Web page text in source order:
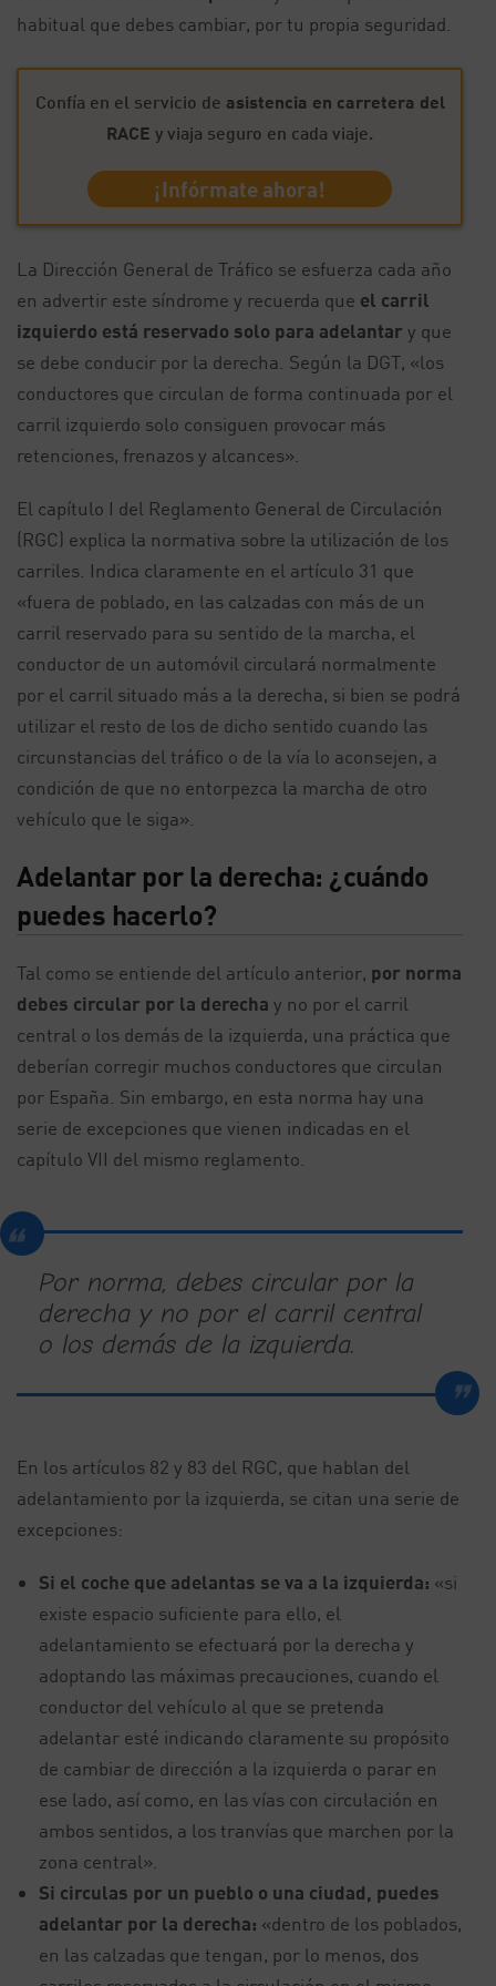
habitual que debes cambiar, por tu propia seguridad.
Confía en el servicio de asistencia en carretera del
RACE y viaja seguro en cada viaje.
¡Infórmate ahora!
La Dirección General de Tráfico se esfuerza cada año
en advertir este síndrome y recuerda que el carril
izquierdo está reservado solo para adelantar y que
se debe conducir por la derecha. Según la DGT, «los
conductores que circulan de forma continuada por el
carril izquierdo solo consiguen provocar más
retenciones, frenazos y alcances».
El capítulo I del Reglamento General de Circulación
(RGC) explica la normativa sobre la utilización de los
carriles. Indica claramente en el artículo 31 que
«fuera de poblado, en las calzadas con más de un
carril reservado para su sentido de la marcha, el
conductor de un automóvil circulará normalmente
por el carril situado más a la derecha, si bien se podrá
utilizar el resto de los de dicho sentido cuando las
circunstancias del tráfico o de la vía lo aconsejen, a
condición de que no entorpezca la marcha de otro
vehículo que le siga».
Adelantar por la derecha: ¿cuándo
puedes hacerlo?
Tal como se entiende del artículo anterior, por norma
debes circular por la derecha y no por el carril
central o los demás de la izquierda, una práctica que
deberían corregir muchos conductores que circulan
por España. Sin embargo, en esta norma hay una
serie de excepciones que vienen indicadas en el
capítulo VII del mismo reglamento.
Por norma, debes circular por la
derecha y no por el carril central
o los demás de la izquierda.
En los artículos 82 y 83 del RGC, que hablan del
adelantamiento por la izquierda, se citan una serie de
excepciones:
Si el coche que adelantas se va a la izquierda: «si
existe espacio suficiente para ello, el
adelantamiento se efectuará por la derecha y
adoptando las máximas precauciones, cuando el
conductor del vehículo al que se pretenda
adelantar esté indicando claramente su propósito
de cambiar de dirección a la izquierda o parar en
ese lado, así como, en las vías con circulación en
ambos sentidos, a los tranvías que marchen por la
zona central».
Si circulas por un pueblo o una ciudad, puedes
adelantar por la derecha: «dentro de los poblados,
en las calzadas que tengan, por lo menos, dos